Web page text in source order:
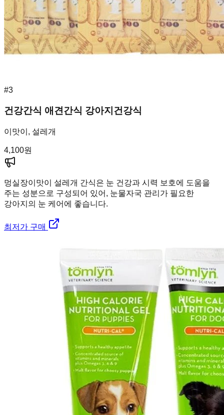
#3
건강간식 애견간식 강아지건강식
이맛이, 설레개
4,100원
멍실장이맛이 설레개 간식은 눈 건강과 시력 보호에 도움을
주는 성분으로 구성되어 있어, 눈물자국 관리가 필요한
강아지의 눈 케어에 좋습니다.
최저가 구매